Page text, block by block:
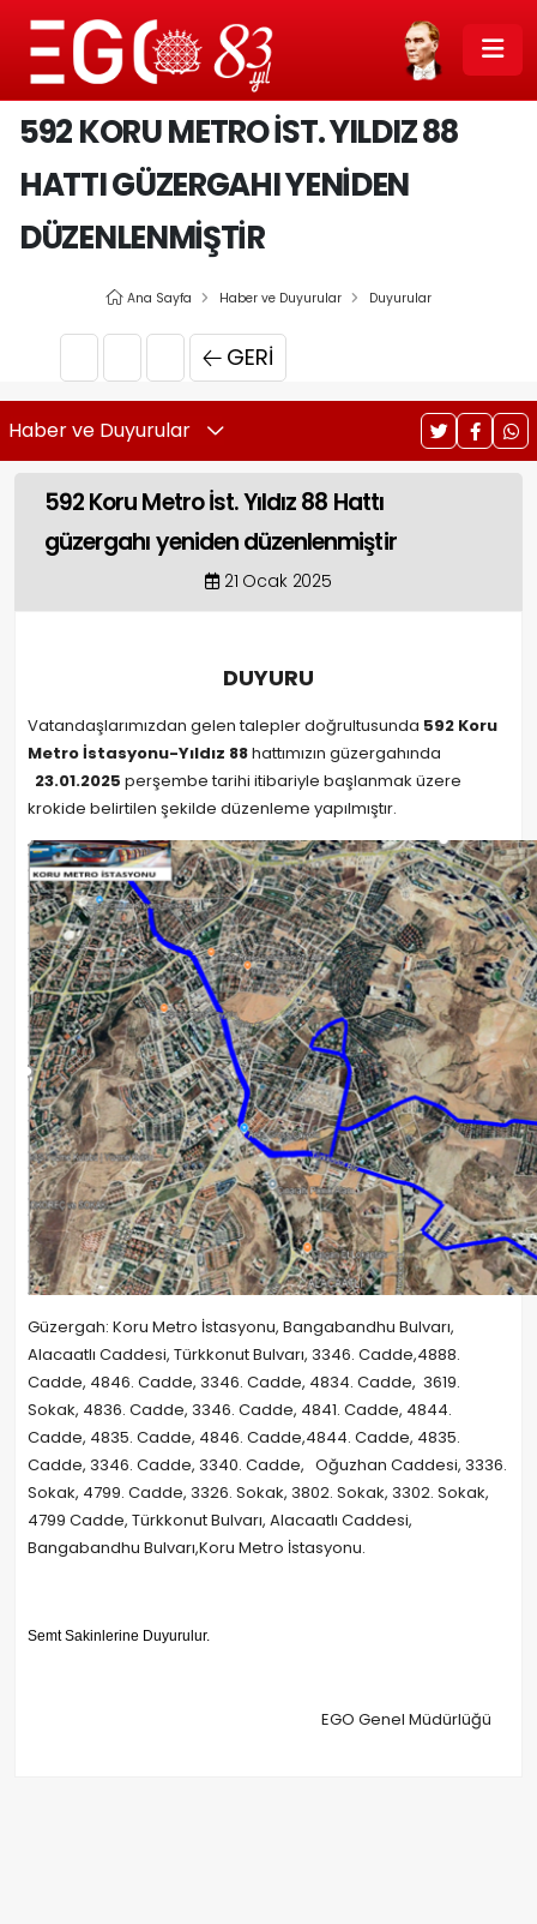
592 KORU METRO İST. YILDIZ 88
HATTI GÜZERGAHI YENIDEN
DÜZENLENMIŞTIR
Ana Sayfa Haber ve Duyurular Duyurular
GERI
Haber ve Duyurular
592 Koru Metro İst. Yıldız 88 Hattı
güzergahı yeniden düzenlenmiştir
21 Ocak 2025
DUYURU
Vatandaşlarımızdan gelen talepler doğrultusunda 592 Koru
Metro İstasyonu-Yıldız 88hattımızın güzergahında
23.01.2025 perşembe tarihi itibariyle başlanmak üzere
krokide belirtilen şekilde düzenleme yapılmıştır.
Güzergah: Koru Metro İstasyonu, Bangabandhu Bulvarı,
Alacaatlı Caddesi, Türkkonut Bulvarı, 3346. Cadde,4888.
Cadde, 4846. Cadde, 3346. Cadde, 4834. Cadde, 3619.
Sokak, 4836. Cadde, 3346. Cadde, 4841. Cadde, 4844.
Cadde, 4835. Cadde, 4846. Cadde,4844. Cadde, 4835.
Cadde, 3346. Cadde, 3340. Cadde, Oğuzhan Caddesi, 3336.
Sokak, 4799. Cadde, 3326. Sokak, 3802. Sokak, 3302. Sokak,
4799 Cadde, Türkkonut Bulvarı, Alacaatlı Caddesi,
Bangabandhu Bulvarı,Koru Metro İstasyonu.
Semt Sakinlerine Duyurulur.
EGO Genel Müdürlüğü